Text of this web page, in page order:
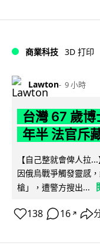
商業科技 3D 打印
Lawton 9 小時
台灣 67 歲
年半 法官斥
【自己整就會俾人拉
因俄烏戰爭觸發靈感
槍」，遭警方搜出...
138 16 ↗